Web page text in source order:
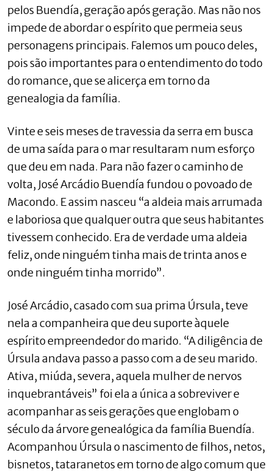
pelos Buendía, geração após geração. Mas não nos
impede de abordar o espírito que permeia seus
personagens principais. Falemos um pouco deles,
pois são importantes para o entendimento do todo
do romance, que se alicerça em torno da
genealogia da família.
Vinte e seis meses de travessia da serra em busca
de uma saída para o mar resultaram num esforço
que deu em nada. Para não fazer o caminho de
volta, José Arcádio Buendía fundou o povoado de
Macondo. E assim nasceu “a aldeia mais arrumada
e laboriosa que qualquer outra que seus habitantes
tivessem conhecido. Era de verdade uma aldeia
feliz, onde ninguém tinha mais de trinta anos e
onde ninguém tinha morrido”.
José Arcádio, casado com sua prima Úrsula, teve
nela a companheira que deu suporte àquele
espírito empreendedor do marido. “A diligência de
Úrsula andava passo a passo com a de seu marido.
Ativa, miúda, severa, aquela mulher de nervos
inquebrantáveis” foi ela a única a sobreviver e
acompanhar as seis gerações que englobam o
século da árvore genealógica da família Buendía.
Acompanhou Úrsula o nascimento de filhos, netos,
bisnetos, tataranetos em torno de algo comum que